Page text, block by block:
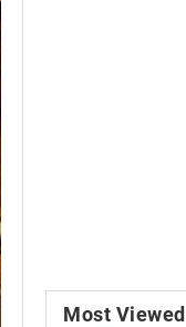
Most Viewed